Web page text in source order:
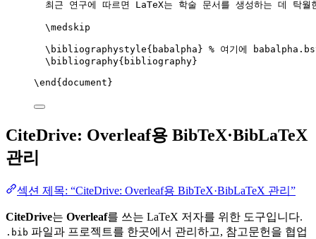
최근 연구에 따르면 LaTeX는 학술 문서를 생성하는 데 탁
\medskip
\bibliographystyle{babalpha} % 여기에
\bibliography{bibliography}
\end { document }
CiteDrive: Overleaf용 BibTeX·BibLaTeX
관리
섹션 제목: “CiteDrive: Overleaf용 BibTeX·BibLaTeX 관리”
CiteDrive는 Overleaf를 쓰는 LaTeX 저자를 위한 도구입니다.
.bib 파일과 프로젝트를 한곳에서 관리하고, 참고문헌을 협업